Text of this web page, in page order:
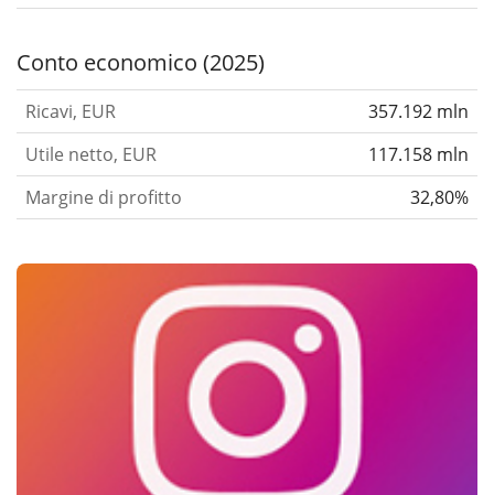
Conto economico (2025)
Ricavi, EUR
357.192 mln
Utile netto, EUR
117.158 mln
Margine di profitto
32,80%